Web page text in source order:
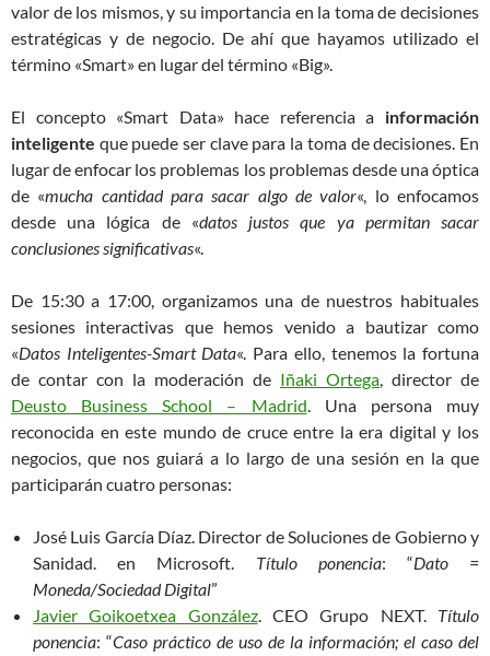
valor de los mismos, y su importancia en la toma de decisiones
estratégicas y de negocio. De ahí que hayamos utilizado el
término «Smart» en lugar del término «Big».
El concepto «Smart Data» hace referencia a información
inteligente que puede ser clave para la toma de decisiones. En
lugar de enfocar los problemas los problemas desde una óptica
de «mucha cantidad para sacar algo de valor«, lo enfocamos
desde una lógica de «datos justos que ya permitan sacar
conclusiones significativas«.
De 15:30 a 17:00, organizamos una de nuestros habituales
sesiones interactivas que hemos venido a bautizar como
«Datos Inteligentes-Smart Data«. Para ello, tenemos la fortuna
de contar con la moderación de Iñaki Ortega, director de
Deusto Business School – Madrid. Una persona muy
reconocida en este mundo de cruce entre la era digital y los
negocios, que nos guiará a lo largo de una sesión en la que
participarán cuatro personas:
José Luis García Díaz. Director de Soluciones de Gobierno y
Sanidad. en Microsoft. Título ponencia: “Dato =
Moneda/Sociedad Digital”
Javier Goikoetxea González. CEO Grupo NEXT. Título
ponencia: “Caso práctico de uso de la información; el caso del